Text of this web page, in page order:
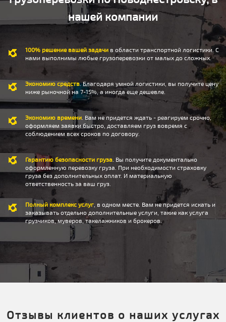
нашей компании
100% решение вашей задачи в области транспортной логистики. С
нами выполнимы любые грузоперевозки от малых до сложных.
Экономию средств. Благодаря умной логистики, вы получите цену
ниже рыночной на 7-15%, а иногда еще дешевле.
Экономию времени . Вам не придется ждать - реагируем срочно,
оформляем заявки быстро, доставляем груз вовремя с
соблюдением всех сроков по договору.
Гарантию безопасности груза . Вы получите документально
оформленную перевозку груза. При необходимости страховку
груза без дополнительных оплат. И материальную
ответственность за ваш груз.
Полный комплекс услуг , в одном месте. Вам не придется искать и
заказывать отдельно дополнительные услуги, такие как услуга
грузчиков, муверов, такелажников и брокеров.
Отзывы клиентов о наших услугах